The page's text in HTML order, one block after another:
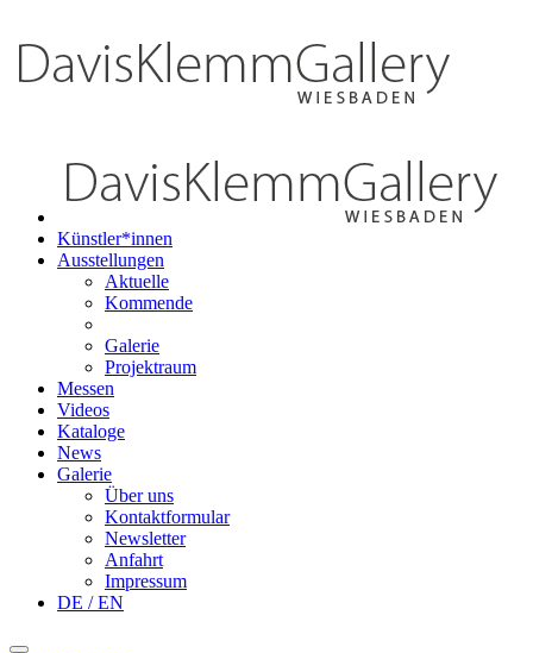
Künstler*innen
Ausstellungen
Aktuelle
Kommende
Galerie
Projektraum
Messen
Videos
Kataloge
News
Galerie
Über uns
Kontaktformular
Newsletter
Anfahrt
Impressum
DE / EN